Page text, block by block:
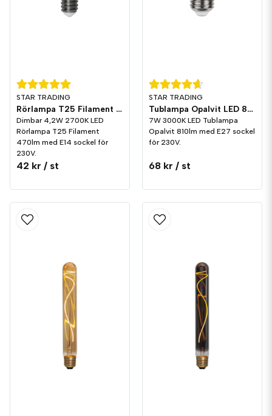
STAR TRADING
Rörlampa T25 Filament LED 470lm E14 2700K Dim
Dimbar 4,2W 2700K LED
Rörlampa T25 Filament
470lm med E14 sockel för
230V.
42 kr / st
STAR TRADING
Tublampa Opalvit LED 810lm E27 3000K
7W 3000K LED Tublampa
Opalvit 810lm med E27 sockel
för 230V.
68 kr / st